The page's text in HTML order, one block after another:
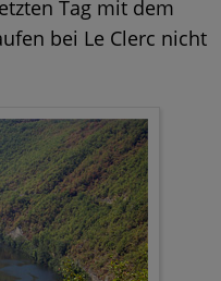
Tag mit dem
bei Le Clerc nicht